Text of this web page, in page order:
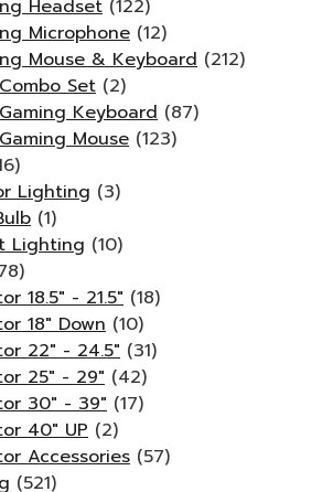
Headset (122)
Microphone (12)
Mouse & Keyboard (212)
Combo Set (2)
Gaming Keyboard (87)
Gaming Mouse (123)
Lighting (3)
(1)
Lighting (10)
18.5" - 21.5" (18)
18" Down (10)
22" - 24.5" (31)
25" - 29" (42)
30" - 39" (17)
40" UP (2)
Accessories (57)
(521)